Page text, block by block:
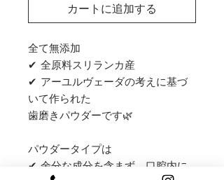
カートに追加する
全て無添加
✔ 全原料スリランカ産
✔ アーユルヴェーダの考えに基づ
いて作られた
歯磨きパウダーです🌿
パウダータイプは
✔ 余分な成分を含まず、口腔内に